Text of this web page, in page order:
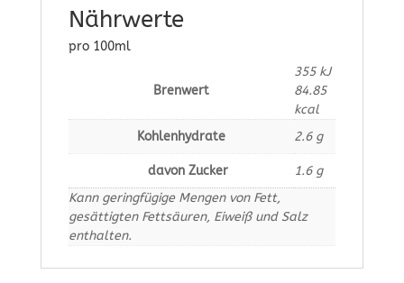
Nährwerte
pro 100ml
Brenwert
355 kJ
84.85
kcal
Kohlenhydrate
2.6 g
davon Zucker 1.6 g
Kann geringfügige Mengen von Fett,
gesättigten Fettsäuren, Eiweiß und Salz
enthalten.